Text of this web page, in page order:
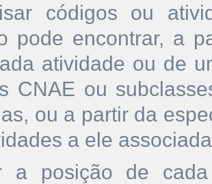
códigos ou
pode encontrar, a
atividade ou de
CNAE ou
ou a partir da
a ele
a posição de